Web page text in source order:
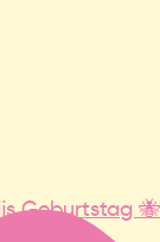
Geburtstag 🐝